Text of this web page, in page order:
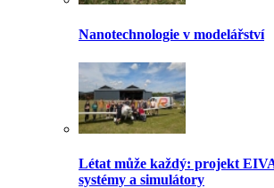
Nanotechnologie v modelářství
Létat může každý: projekt
systémy a simulátory